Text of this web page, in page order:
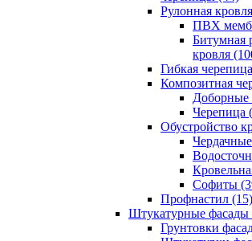
Рулонная
ПВХ
Битумная
кровля
Гибкая
Композитная
Доборные
Черепица
Обустройство
Cофиты
Профнастил (15)
Штукатурные фасады
Грунтовки